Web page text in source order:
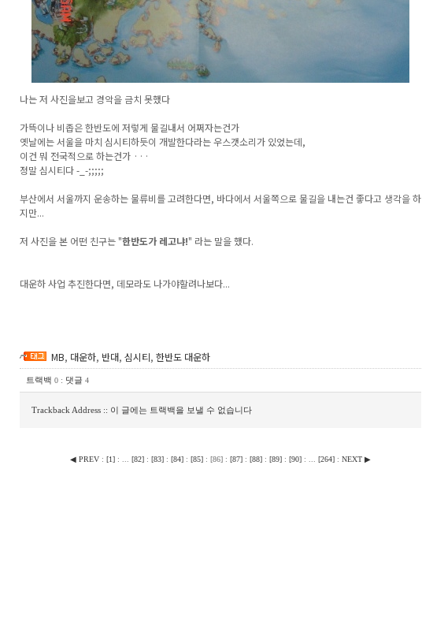
나는 저 사진을보고 경악을 금치 못했다
가뜩이나 비좁은 한반도에 저렇게 물길내서 어쩌자는건가
옛날에는 서울을 마치 심시티하듯이 개발한다라는 우스갯소리가 있었는데,
이건 뭐 전국적으로 하는건가 ···
정말 심시티다 -_-;;;;;
부산에서 서울까지 운송하는 물류비를 고려한다면, 바다에서 서울쪽으로 물길을 내는건 좋다고 생각을 하
지만...
저 사진을 본 어떤 친구는 "한반도가 레고냐!" 라는 말을 했다.
대운하 사업 추진한다면, 데모라도 나가야할려나보다...
MB, 대운하, 반대, 심시티, 한반도 대운하
트랙백 0 : 댓글 4
Trackback Address :: 이 글에는 트랙백을 보낼 수 없습니다
◀ PREV : [1] : [82] : [83] : [84] : [85] : [86] : [87] : [88] : [89] : [90] : [264] : NEXT ▶